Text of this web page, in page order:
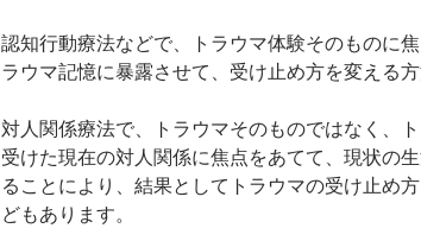
認知行動療法などで、トラウマ体験そのものに
ラウマ記憶に暴露させて、受け止め方を変える方
対人関係療法で、トラウマそのものではなく、
受けた現在の対人関係に焦点をあてて、現状の
ることにより、結果としてトラウマの受け止め
どもあります。